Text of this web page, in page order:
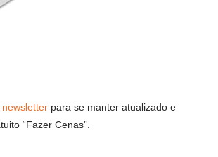
para se manter atualizado e
“Fazer Cenas”.